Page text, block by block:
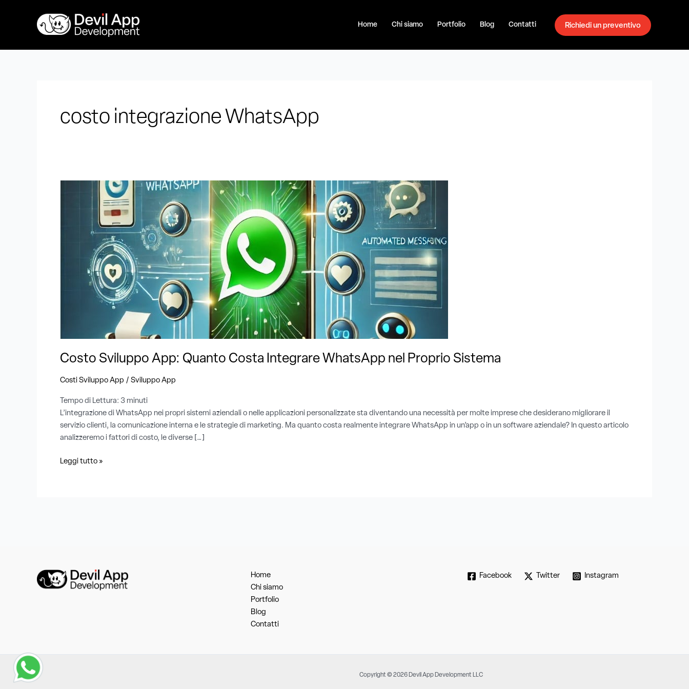
Home Chi siamo Portfolio Blog Contatti Richiedi un preventivo
costo integrazione WhatsApp
Costo Sviluppo App: Quanto Costa Integrare WhatsApp nel Proprio Sistema
Costi Sviluppo App / Sviluppo App
Tempo di Lettura: 3 minuti
L’integrazione di WhatsApp nei propri sistemi aziendali o nelle applicazioni personalizzate sta diventando una necessità per molte imprese che desiderano migliorare il
servizio clienti, la comunicazione interna e le strategie di marketing. Ma quanto costa realmente integrare WhatsApp in un’app o in un software aziendale? In questo articolo
analizzeremo i fattori di costo, le diverse […]
WhatsApp
Leggi tutto »
Home
Chi siamo
Portfolio
Blog
Contatti
Facebook Twitter Instagram
Copyright © 2026 Devil App Development LLC